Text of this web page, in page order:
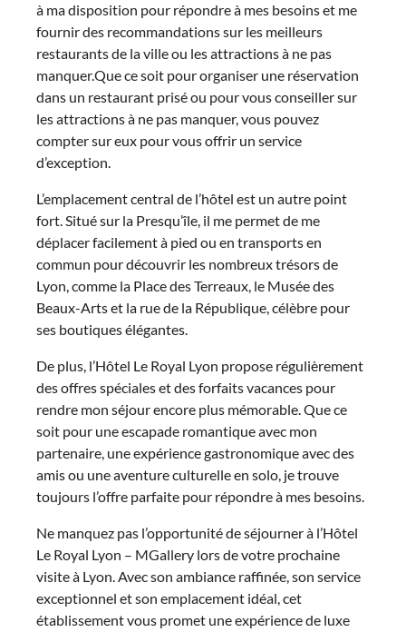
à ma disposition pour répondre à mes besoins et me
fournir des recommandations sur les meilleurs
restaurants de la ville ou les attractions à ne pas
manquer.Que ce soit pour organiser une réservation
dans un restaurant prisé ou pour vous conseiller sur
les attractions à ne pas manquer, vous pouvez
compter sur eux pour vous offrir un service
d’exception.
L’emplacement central de l’hôtel est un autre point
fort. Situé sur la Presqu’île, il me permet de me
déplacer facilement à pied ou en transports en
commun pour découvrir les nombreux trésors de
Lyon, comme la Place des Terreaux, le Musée des
Beaux-Arts et la rue de la République, célèbre pour
ses boutiques élégantes.
De plus, l’Hôtel Le Royal Lyon propose régulièrement
des offres spéciales et des forfaits vacances pour
rendre mon séjour encore plus mémorable. Que ce
soit pour une escapade romantique avec mon
partenaire, une expérience gastronomique avec des
amis ou une aventure culturelle en solo, je trouve
toujours l’offre parfaite pour répondre à mes besoins.
Ne manquez pas l’opportunité de séjourner à l’Hôtel
Le Royal Lyon – MGallery lors de votre prochaine
visite à Lyon. Avec son ambiance raffinée, son service
exceptionnel et son emplacement idéal, cet
établissement vous promet une expérience de luxe